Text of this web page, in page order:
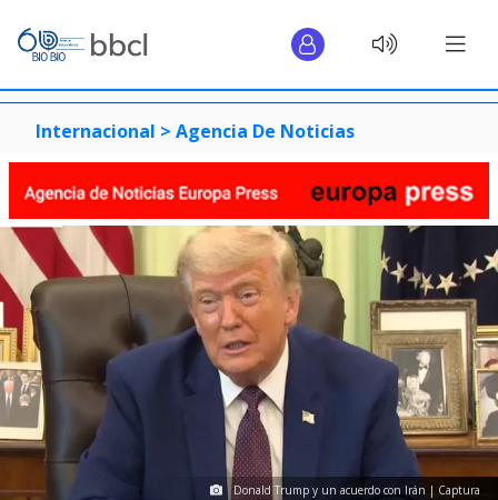
Internacional > Agencia De Noticias
Donald Trump y un acuerdo con Irán | Captura